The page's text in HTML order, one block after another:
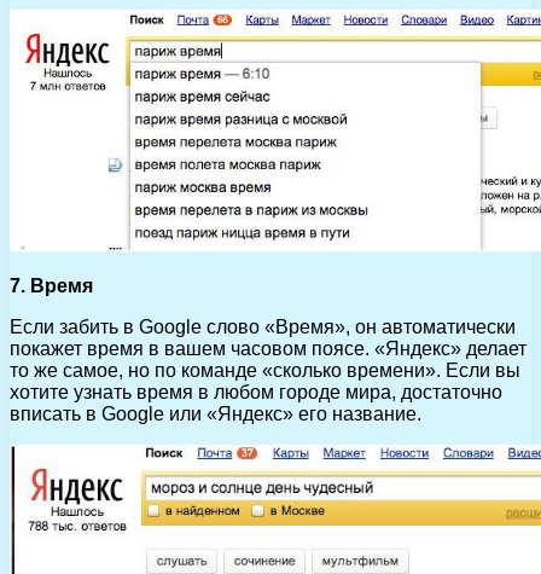
7. Время
Если забить в Google слово «Время», он автоматически
покажет время в вашем часовом поясе. «Яндекс» делает
то же самое, но по команде «сколько времени». Если вы
хотите узнать время в любом городе мира, достаточно
вписать в Google или «Яндекс» его название.